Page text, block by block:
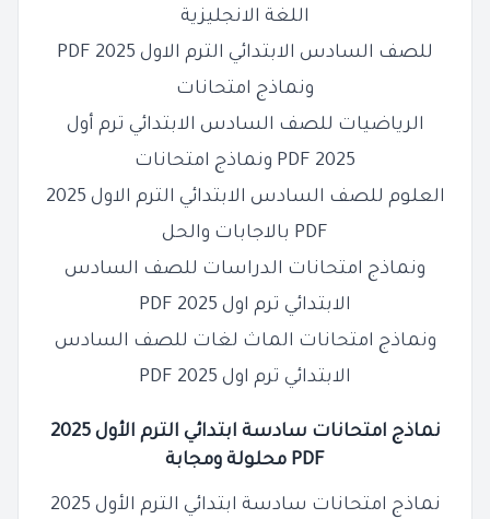
اللغة الانجليزية
للصف السادس الابتدائي الترم الاول 2025 PDF
ونماذج امتحانات
الرياضيات للصف السادس الابتدائي ترم أول
2025 PDF ونماذج امتحانات
العلوم للصف السادس الابتدائي الترم الاول 2025
PDF بالاجابات والحل
ونماذج امتحانات الدراسات للصف السادس
الابتدائي ترم اول 2025 PDF
ونماذج امتحانات الماث لغات للصف السادس
الابتدائي ترم اول 2025 PDF
نماذج امتحانات سادسة ابتدائي الترم الأول 2025
PDF محلولة ومجابة
نماذج امتحانات سادسة ابتدائي الترم الأول 2025